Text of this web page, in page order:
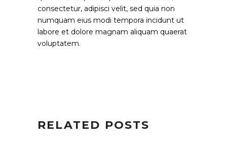
consectetur, adipisci velit, sed quia non
numquam eius modi tempora incidunt ut
labore et dolore magnam aliquam quaerat
voluptatem.
RELATED POSTS